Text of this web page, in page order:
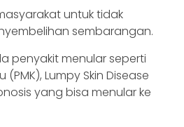
untuk tidak
sembarangan.
penyakit menular seperti
Lumpy Skin Disease
yang bisa menular ke